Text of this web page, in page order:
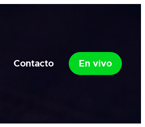
Contacto En vivo